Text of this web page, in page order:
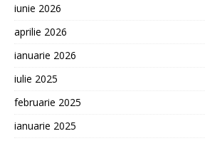
iunie 2026
aprilie 2026
ianuarie 2026
iulie 2025
februarie 2025
ianuarie 2025